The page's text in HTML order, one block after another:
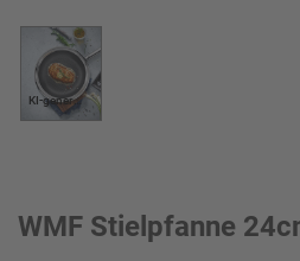
KI-generiert
WMF Stielpfanne